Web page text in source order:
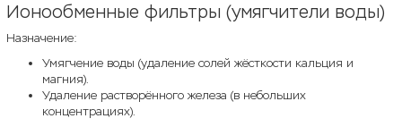
Ионообменные фильтры (умягчители воды)
Назначение:
Умягчение воды (удаление солей жёсткости кальция и
магния).
Удаление растворённого железа (в небольших
концентрациях).